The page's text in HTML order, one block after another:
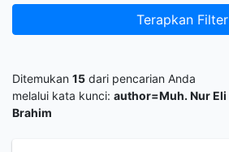
Terapkan Filter
Ditemukan 15 dari pencarian Anda
melalui kata kunci: author=Muh. Nur Eli
Brahim